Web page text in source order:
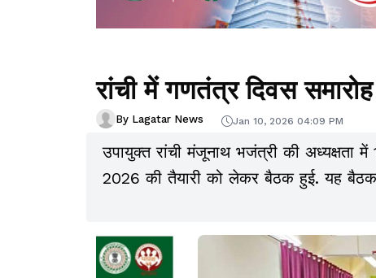
रांची में गणतंत्र दिवस
By Lagatar News Jan 10, 2026 04:09 PM
उपायुक्त रांची मंजूनाथ भजंत्री की अध्यक्षता
2026 की तैयारी को लेकर बैठक हुई. यह बैठक